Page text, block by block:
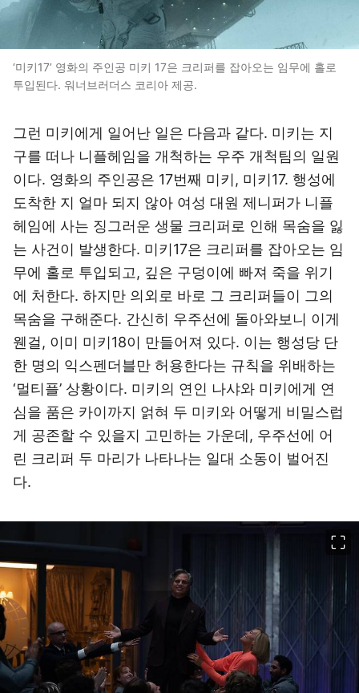
‘미키17’ 영화의 주인공 미키 17은 크리퍼를 잡아오는 임무에 홀로
투입된다. 워너브러더스 코리아 제공.
그런 미키에게 일어난 일은 다음과 같다. 미키는 지
구를 떠나 니플헤임을 개척하는 우주 개척팀의 일원
이다. 영화의 주인공은 17번째 미키, 미키17. 행성에
도착한 지 얼마 되지 않아 여성 대원 제니퍼가 니플
헤임에 사는 징그러운 생물 크리퍼로 인해 목숨을 잃
는 사건이 발생한다. 미키17은 크리퍼를 잡아오는 임
무에 홀로 투입되고, 깊은 구덩이에 빠져 죽을 위기
에 처한다. 하지만 의외로 바로 그 크리퍼들이 그의
목숨을 구해준다. 간신히 우주선에 돌아와보니 이게
웬걸, 이미 미키18이 만들어져 있다. 이는 행성당 단
한 명의 익스펜더블만 허용한다는 규칙을 위배하는
‘멀티플’ 상황이다. 미키의 연인 나샤와 미키에게 연
심을 품은 카이까지 얽혀 두 미키와 어떻게 비밀스럽
게 공존할 수 있을지 고민하는 가운데, 우주선에 어
린 크리퍼 두 마리가 나타나는 일대 소동이 벌어진
다.